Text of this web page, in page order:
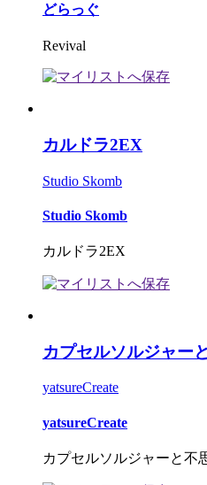
どらっぐ
Revival
カルドラ2EX
Studio Skomb
Studio Skomb
カルドラ2EX
カプセルソルジャー
yatsureCreate
yatsureCreate
カプセルソルジャーと不